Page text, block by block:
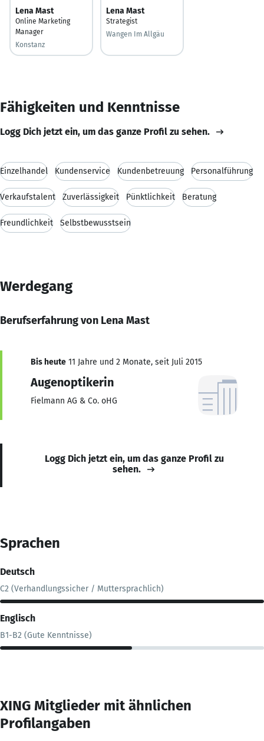
Lena Mast
Online Marketing
Manager
Konstanz
Lena Mast
Strategist
Wangen Im Allgäu
Fähigkeiten und Kenntnisse
Logg Dich jetzt ein, um das ganze Profil zu sehen.
Einzelhandel Kundenservice Kundenbetreuung Personalführung
Verkaufstalent Zuverlässigkeit Pünktlichkeit Beratung
Freundlichkeit Selbstbewusstsein
Werdegang
Berufserfahrung von Lena Mast
Bis heute 11 Jahre und 2 Monate, seit Juli 2015
Augenoptikerin
Fielmann AG & Co. oHG
Logg Dich jetzt ein, um das ganze Profil zu
sehen.
Sprachen
Deutsch
C2 (Verhandlungssicher / Muttersprachlich)
Englisch
B1-B2 (Gute Kenntnisse)
XING Mitglieder mit ähnlichen
Profilangaben